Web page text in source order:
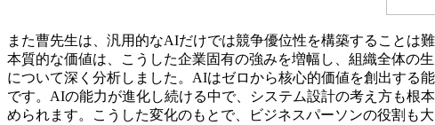
また曹先生は、汎用的なAIだけでは競争優位性を構築することは
本質的な価値は、こうした企業固有の強みを増幅し、組織全体の
について深く分析しました。AIはゼロから核心的価値を創出する
です。AIの能力が進化し続ける中で、システム設計の考え方も根
められます。こうした変化のもとで、ビジネスパーソンの役割も